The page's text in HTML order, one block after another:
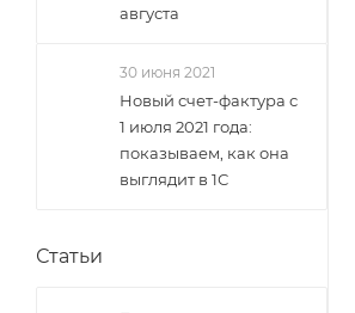
августа
30 июня 2021
Новый счет-фактура с
1 июля 2021 года:
показываем, как она
выглядит в 1С
Статьи